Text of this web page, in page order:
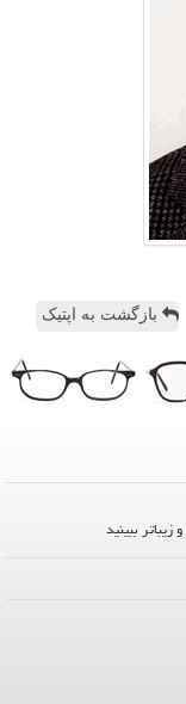
بازگشت به اپتیک
ببینید